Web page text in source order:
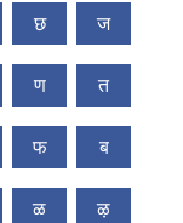
छ ज
ण त
फ ब
ळ ऴ